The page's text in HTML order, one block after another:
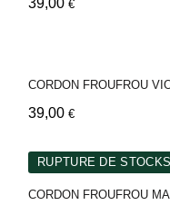
39,00 €
CORDON FROUFROU
39,00 €
RUPTURE DE STOCKS
CORDON FROUFROU